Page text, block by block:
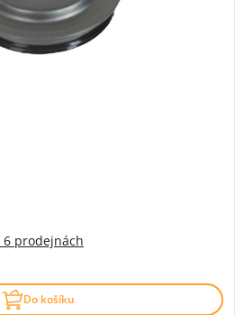
6 prodejnách
Do košíku